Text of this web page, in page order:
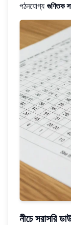
পঠনযোগ্য গুণিতক
নীচে সরাসরি